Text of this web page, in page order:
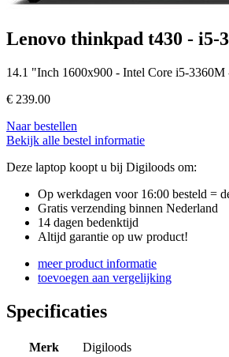
Lenovo thinkpad t430 - i5-
14.1 "Inch 1600x900 - Intel Core i5-
€ 239.00
Naar bestellen
Bekijk alle bestel informatie
Deze laptop koopt u bij Digiloods om:
Op werkdagen voor 16:00 besteld =
Gratis verzending binnen Nederland
14 dagen bedenktijd
Altijd garantie op uw product!
meer product informatie
toevoegen aan vergelijking
Specificaties
Merk
Digiloods